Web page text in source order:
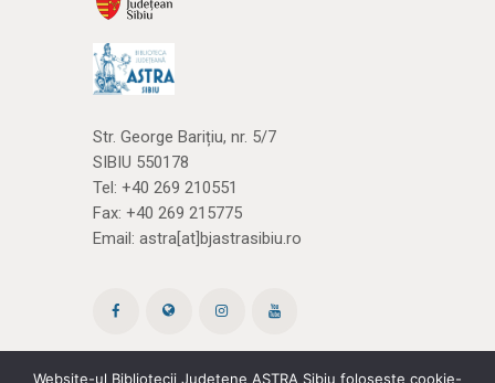
Str. George Barițiu, nr. 5/7
SIBIU 550178
Tel: +40 269 210551
Fax: +40 269 215775
Email: astra[at]bjastrasibiu.ro
Website-ul Bibliotecii Județene ASTRA Sibiu folosește cookie-